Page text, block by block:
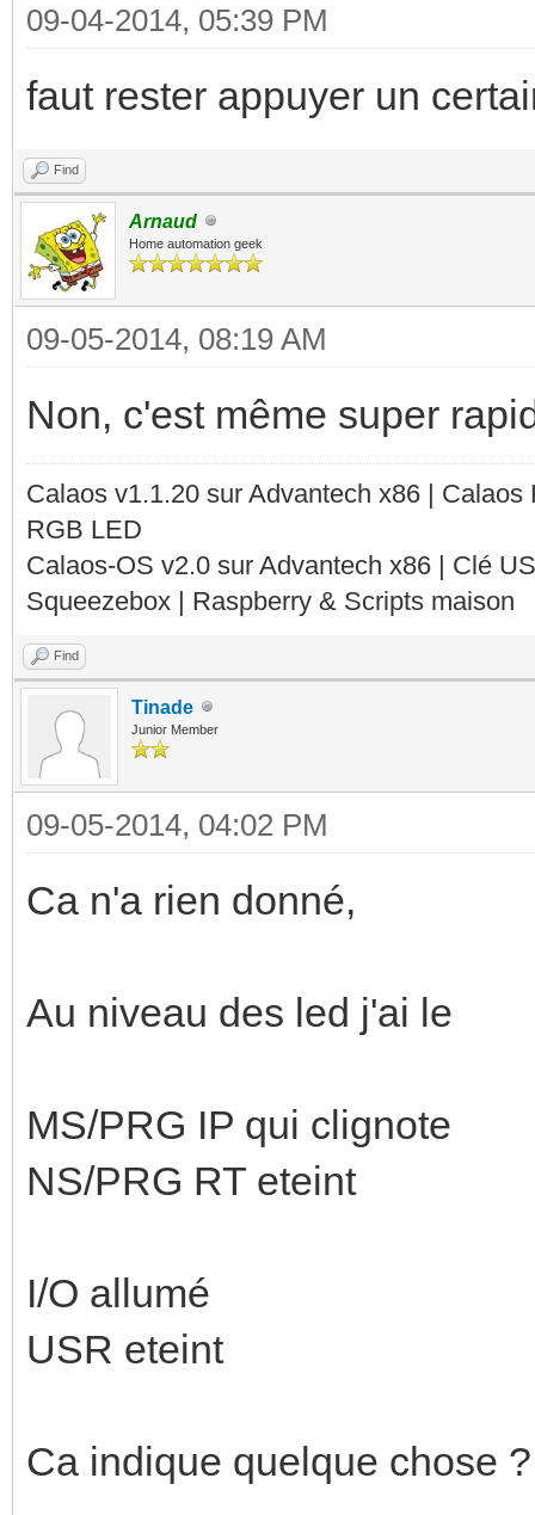
09-04-2014, 05:39 PM
faut rester appuyer un
Find
Arnaud
Home automation geek
09-05-2014, 08:19 AM
Non, c'est même super
Calaos v1.1.20 sur Advantech x86 |
RGB LED
Calaos-OS v2.0 sur Advantech x86 | Clé
Squeezebox | Raspberry & Scripts maison
Find
Tinade
Junior Member
09-05-2014, 04:02 PM
Ca n'a rien donné,
Au niveau des led j'ai le
MS/PRG IP qui clignote
NS/PRG RT eteint
I/O allumé
USR eteint
Ca indique quelque chose ?